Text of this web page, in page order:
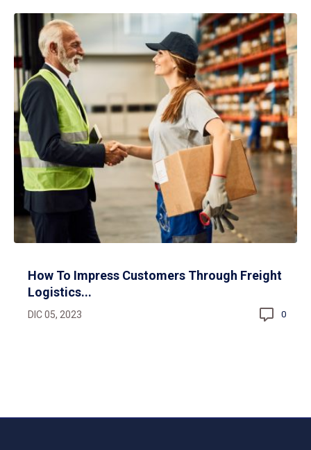
How To Impress Customers Through Freight
Logistics...
DIC 05, 2023 0